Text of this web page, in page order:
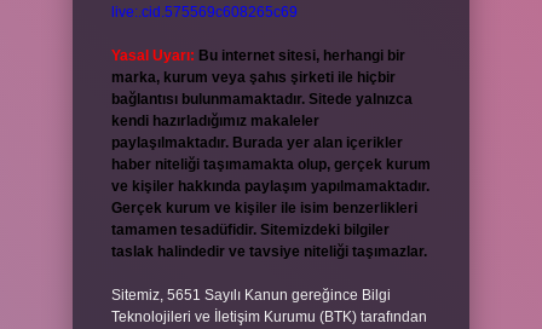
live:.cid.575569c608265c69
Yasal Uyarı: Bu internet sitesi, herhangi bir
marka, kurum veya şahıs şirketi ile hiçbir
bağlantısı bulunmamaktadır. Sitede yalnızca
kendi hazırladığımız makaleler
paylaşılmaktadır. Burada yer alan içerikler
haber niteliği taşımamakta olup, gerçek kurum
ve kişiler hakkında paylaşım yapılmamaktadır.
Gerçek kurum ve kişiler ile isim benzerlikleri
tamamen tesadüfidir. Sitemizdeki bilgiler
taslak halindedir ve tavsiye niteliği taşımazlar.
Sitemiz, 5651 Sayılı Kanun gereğince Bilgi
Teknolojileri ve İletişim Kurumu (BTK) tarafından